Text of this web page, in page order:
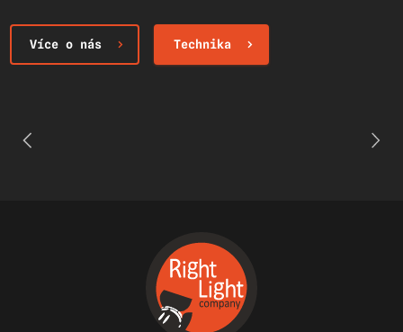
Více o nás Technika